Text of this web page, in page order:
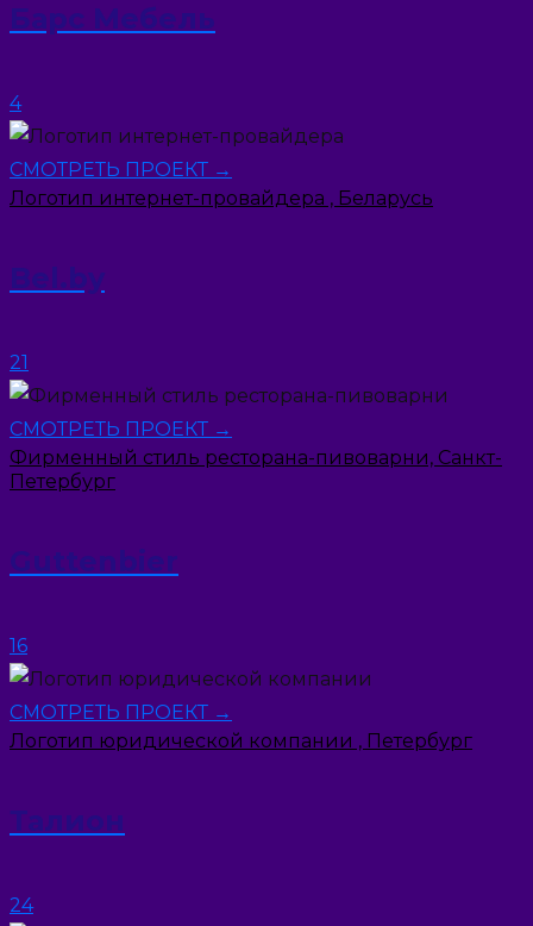
Барс Мебель
4
СМОТРЕТЬ ПРОЕКТ →
Логотип интернет-провайдера , Беларусь
Bel.by
21
СМОТРЕТЬ ПРОЕКТ →
Фирменный стиль ресторана-пивоварни, Санкт-
Петербург
Guttenbier
16
СМОТРЕТЬ ПРОЕКТ →
Логотип юридической компании , Петербург
Талион
24